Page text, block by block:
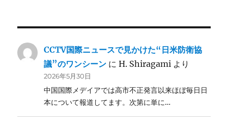
CCTV国際ニュースで見かけた“日米防衛協
議”のワンシーン にH. Shiragami より
2026年5月30日
中国国際メデイアでは高市不正発言以来ほぼ毎日日
本について報道してます。次第に単に…